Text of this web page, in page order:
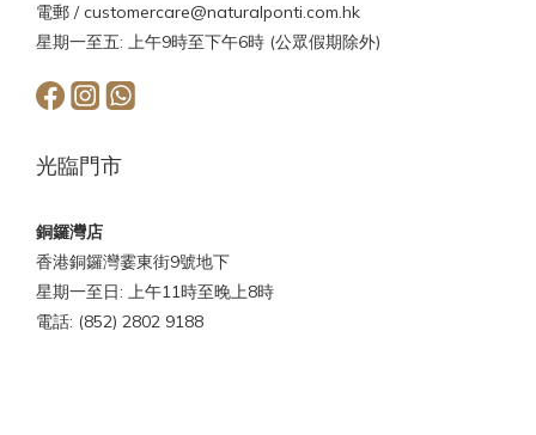
電郵 /customercare@naturalponti.com.hk
星期一至五: 上午9時至下午6時 (公眾假期除外)
光臨門市
銅鑼灣店
香港銅鑼灣霎東街9號地下
星期一至日: 上午11時至晚上8時
電話: (852) 2802 9188